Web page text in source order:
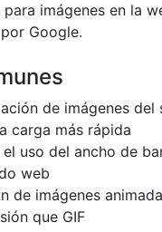
imágenes en la
Google.
de imágenes del
carga más rápida
el uso del ancho de
web
de imágenes
que GIF